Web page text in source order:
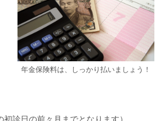
年金保険料は、しっかり払いましょう！
初診日の前々月までとなります）